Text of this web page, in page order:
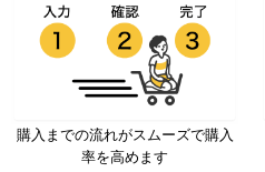
購入までの流れがスムーズで購入
率を高めます